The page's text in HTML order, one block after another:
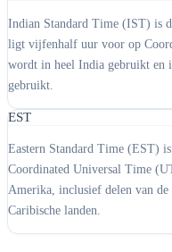
Indian Standard Time (IST) is
ligt vijfenhalf uur voor op
wordt in heel India gebruikt en
gebruikt.
EST
Eastern Standard Time (EST)
Coordinated Universal Time
Amerika, inclusief delen van de
Caribische landen.